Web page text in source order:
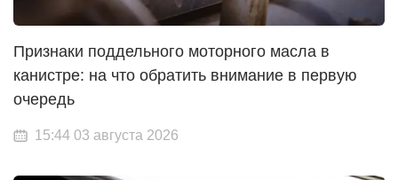
Признаки поддельного моторного масла в
канистре: на что обратить внимание в первую
очередь
15:44 03 августа 2026